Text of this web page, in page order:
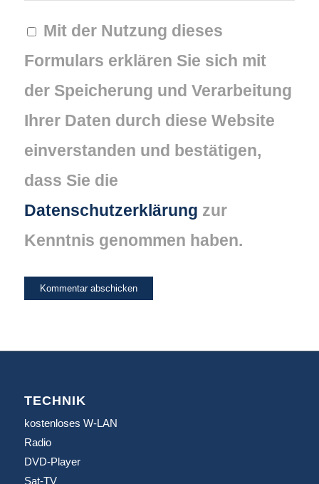
Mit der Nutzung dieses
Formulars erklären Sie sich mit
der Speicherung und Verarbeitung
Ihrer Daten durch diese Website
einverstanden und bestätigen,
dass Sie die
Datenschutzerklärung zur
Kenntnis genommen haben.
TECHNIK
kostenloses W-LAN
Radio
DVD-Player
Sat-TV